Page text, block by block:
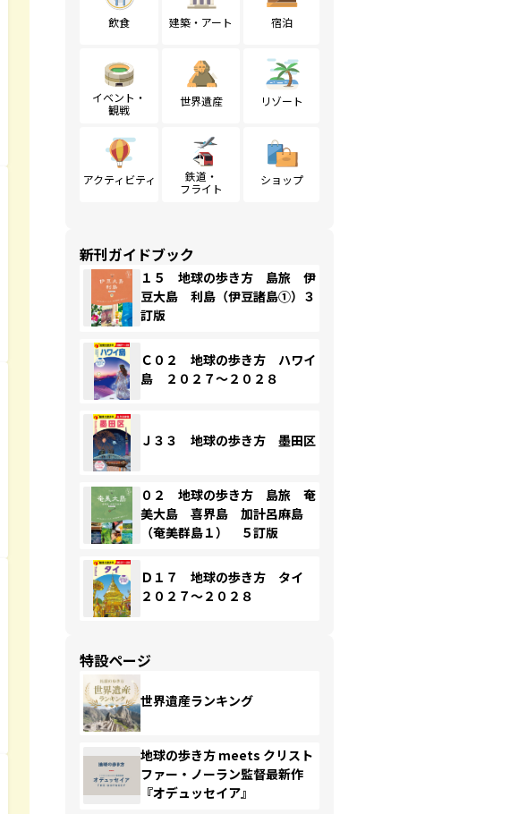
飲食 建築・アート 宿泊
イベント・
観戦
世界遺産 リゾート
アクティビティ
鉄道・
フライト
ショップ
新刊ガイドブック
１５ 地球の歩き方 島旅 伊
豆大島 利島（伊豆諸島①）３
訂版
Ｃ０２ 地球の歩き方 ハワイ
島 ２０２７～２０２８
Ｊ３３ 地球の歩き方 墨田区
０２ 地球の歩き方 島旅 奄
美大島 喜界島 加計呂麻島
（奄美群島１） ５訂版
Ｄ１７ 地球の歩き方 タイ
２０２７～２０２８
特設ページ
世界遺産ランキング
地球の歩き方 meets クリスト
ファー・ノーラン監督最新作
『オデュッセイア』